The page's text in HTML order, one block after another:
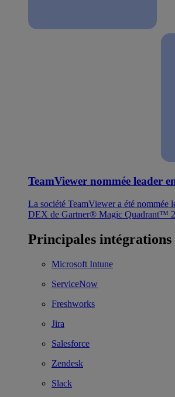
TeamViewer nommée leader
La société TeamViewer a été nommée
DEX de Gartner® Magic Quadrant™
Principales intégrations
Microsoft Intune
ServiceNow
Freshworks
Jira
Salesforce
Zendesk
Slack